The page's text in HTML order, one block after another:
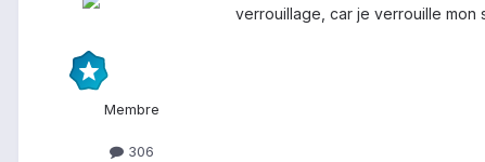
Membre
306
verrouillage, car je verrouille mon